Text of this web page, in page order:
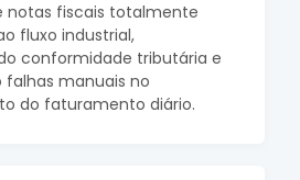
notas fiscais totalmente
fluxo industrial,
conformidade tributária e
falhas manuais no
do faturamento diário.